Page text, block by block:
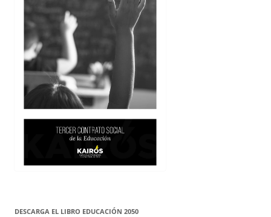
DESCARGA EL LIBRO EDUCACIÓN 2050